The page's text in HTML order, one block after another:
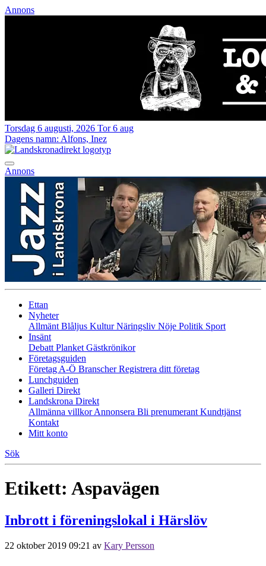
Annons
Torsdag 6 augusti, 2026 Tor 6 aug
Dagens namn: Alfons, Inez
Annons
Ettan
Nyheter
Allmänt Blåljus KulturNäringsliv Nöje Politik Sport
Insänt
Debatt Planket Gästkrönikor
Företagsguiden
Företag A-Ö BranscherRegistrera ditt företag
Lunchguiden
Galleri Direkt
Landskrona Direkt
Allmänna villkorAnnonsera Bli prenumerant Kundtjänst
Kontakt
Mitt konto
Sök
Etikett: Aspavägen
Inbrott i föreningslokal i Härslöv
22 oktober 2019 09:21 av Kary Persson